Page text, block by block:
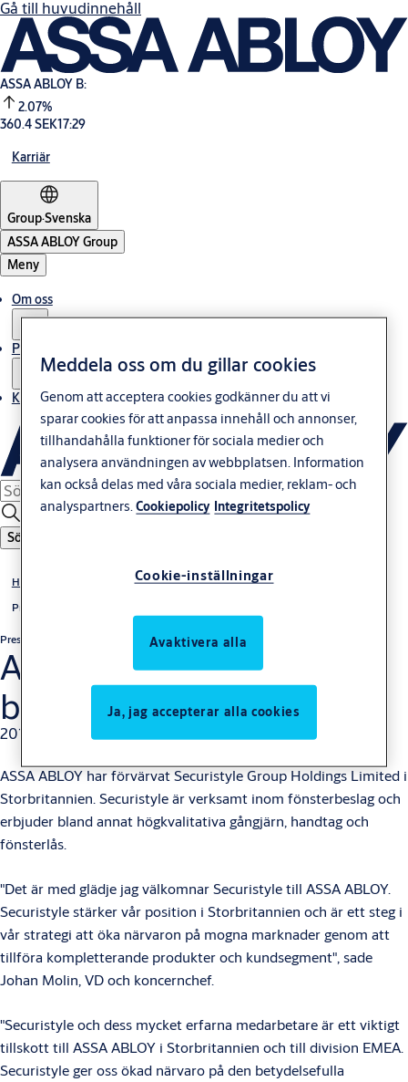
Gå till huvudinnehåll
ASSA ABLOY B:
2.07%
360.4 SEK17:29
Karriär
Group·Svenska
ASSA ABLOY Group
Meny
Om oss
Press
Kontakt
Sök
Hem
Press
Pressrelease
ASSA ABLOY förvärvar
brittiska Securistyle
2012-01-27
ASSA ABLOY har förvärvat Securistyle Group Holdings Limited i
Storbritannien. Securistyle är verksamt inom fönsterbeslag och
erbjuder bland annat högkvalitativa gångjärn, handtag och
fönsterlås.
"Det är med glädje jag välkomnar Securistyle till ASSA ABLOY.
Securistyle stärker vår position i Storbritannien och är ett steg i
vår strategi att öka närvaron på mogna marknader genom att
tillföra kompletterande produkter och kundsegment", sade
Johan Molin, VD och koncernchef.
"Securistyle och dess mycket erfarna medarbetare är ett viktigt
tillskott till ASSA ABLOY i Storbritannien och till division EMEA.
Securistyle ger oss ökad närvaro på den betydelsefulla
Meddela oss om du gillar cookies
Genom att acceptera cookies godkänner du att vi
sparar cookies för att anpassa innehåll och annonser,
tillhandahålla funktioner för sociala medier och
analysera användningen av webbplatsen. Information
kan också delas med våra sociala medier, reklam- och
analyspartners.Cookiepolicy Integritetspolicy
Cookie-inställningar
Avaktivera alla
Ja, jag accepterar alla cookies